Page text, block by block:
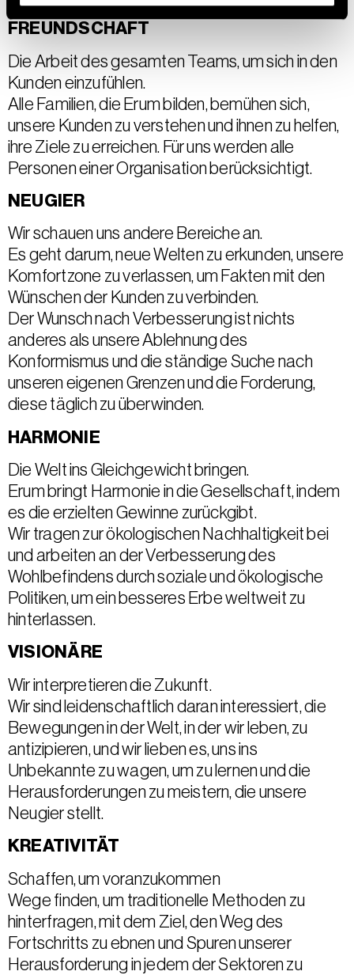
FREUNDSCHAFT
Die Arbeit des gesamten Teams, um sich in den
Kunden einzufühlen.
Alle Familien, die Erum bilden, bemühen sich,
unsere Kunden zu verstehen und ihnen zu helfen,
ihre Ziele zu erreichen. Für uns werden alle
Personen einer Organisation berücksichtigt.
NEUGIER
Wir schauen uns andere Bereiche an.
Es geht darum, neue Welten zu erkunden, unsere
Komfortzone zu verlassen, um Fakten mit den
Wünschen der Kunden zu verbinden.
Der Wunsch nach Verbesserung ist nichts
anderes als unsere Ablehnung des
Konformismus und die ständige Suche nach
unseren eigenen Grenzen und die Forderung,
diese täglich zu überwinden.
HARMONIE
Die Welt ins Gleichgewicht bringen.
Erum bringt Harmonie in die Gesellschaft, indem
es die erzielten Gewinne zurückgibt.
Wir tragen zur ökologischen Nachhaltigkeit bei
und arbeiten an der Verbesserung des
Wohlbefindens durch soziale und ökologische
Politiken, um ein besseres Erbe weltweit zu
hinterlassen.
VISIONÄRE
Wir interpretieren die Zukunft.
Wir sind leidenschaftlich daran interessiert, die
Bewegungen in der Welt, in der wir leben, zu
antizipieren, und wir lieben es, uns ins
Unbekannte zu wagen, um zu lernen und die
Herausforderungen zu meistern, die unsere
Neugier stellt.
KREATIVITÄT
Schaffen, um voranzukommen
Wege finden, um traditionelle Methoden zu
hinterfragen, mit dem Ziel, den Weg des
Fortschritts zu ebnen und Spuren unserer
Herausforderung in jedem der Sektoren zu